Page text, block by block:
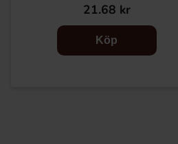
21.68 kr
Köp